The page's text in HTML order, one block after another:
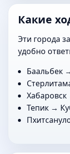
Какие
Эти города
удобно
Баальбек
Хабаровск
Тепик →